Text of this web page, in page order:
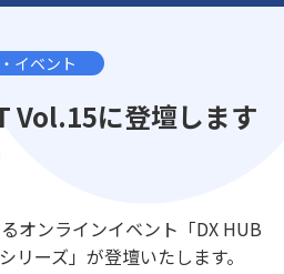
イベント
Vol.15に登壇します
オンラインイベント「DX HUB
リーズ」が登壇いたします。